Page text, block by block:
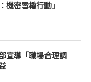
機密雪橇行動」
宣導「職場合理調